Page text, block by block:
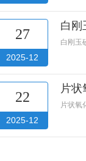
27
2025-12
白刚
白刚玉
22
2025-12
片状
片状氧